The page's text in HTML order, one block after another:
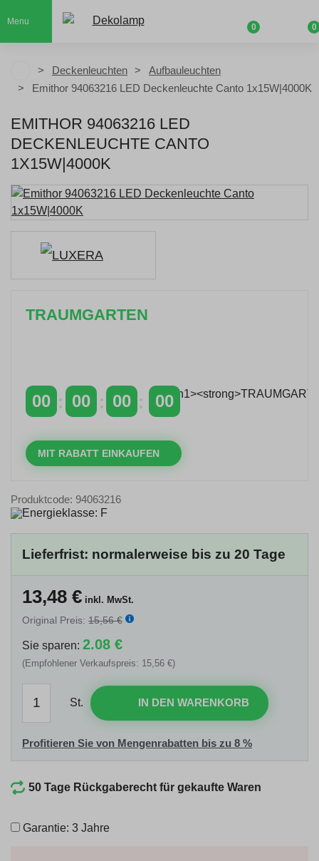
Menu
0 0
Deckenleuchten
Aufbauleuchten
Emithor 94063216 LED Deckenleuchte Canto 1x15W|4000K
EMITHOR 94063216 LED
DECKENLEUCHTE CANTO
1X15W|4000K
TRAUMGARTEN
00 00 00 00
MIT RABATT EINKAUFEN
Produktcode: 94063216
Lieferfrist: normalerweise bis zu 20 Tage
13,48 € inkl. MwSt.
Original Preis: 15,56 €
Sie sparen: 2.08 €
(Empfohlener Verkaufspreis: 15,56 €)
St. IN DEN WARENKORB
Profitieren Sie von Mengenrabatten bis zu 8 %
50 Tage Rückgaberecht für gekaufte Waren
Garantie: 3 Jahre